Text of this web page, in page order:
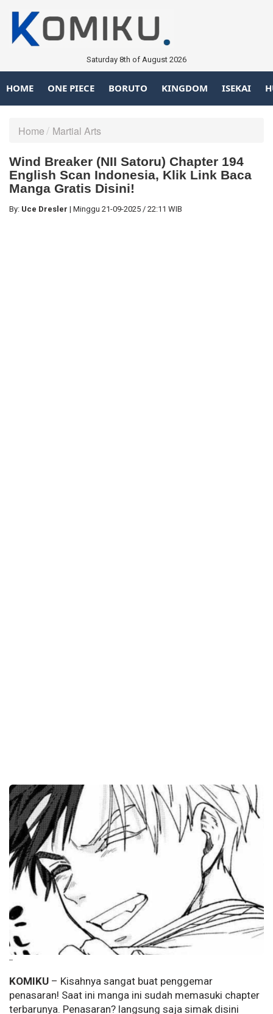
Saturday 8th of August 2026
HOME ONE PIECE BORUTO KINGDOM ISEKAI
Home Martial Arts
Wind Breaker (NII Satoru) Chapter 194
English Scan Indonesia, Klik Link Baca
Manga Gratis Disini!
By: Uce Dresler | Minggu 21-09-2025 / 22:11 WIB
--
KOMIKU – Kisahnya sangat buat penggemar
penasaran! Saat ini manga ini sudah memasuki chapter
terbarunya. Penasaran? langsung saja simak disini